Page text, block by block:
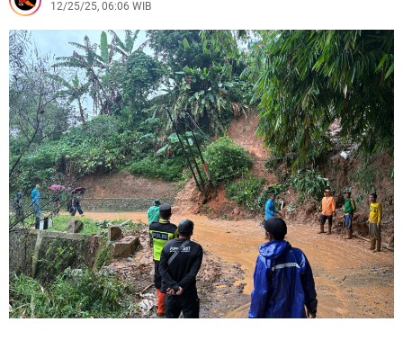
Polsek Tarogong Kaler Gelar Patroli, Amankan
Kendaraan Berknalpot Tidak Sesuai Spesifikasi Teknis
Polisi Berhasil Amankan Pelaku Penganiayaan Brutal
Bersenjata Tajam Di Warung Peuteuy, Diduga Dipicu
Perselisihan Keluarga
Polisi Berhasil Amankan Pelaku Curanmor, Lakukan Aksi
Pencuriaan Saat Kunci Masih Menempel
Perempuan Tanpa Identitas Tertemper Kereta Api di
Kadungora, Polisi Lakukan Penanganan dan Identifikasi
Korban
Polres Garut Ungkap Kasus Penganiayaan Berat yang
Mengakibatkan Korban Meninggal Dunia
Polres Garut Ungkap Kasus Pengeroyokan di Tarogong
12/25/25, 06:06 WIB